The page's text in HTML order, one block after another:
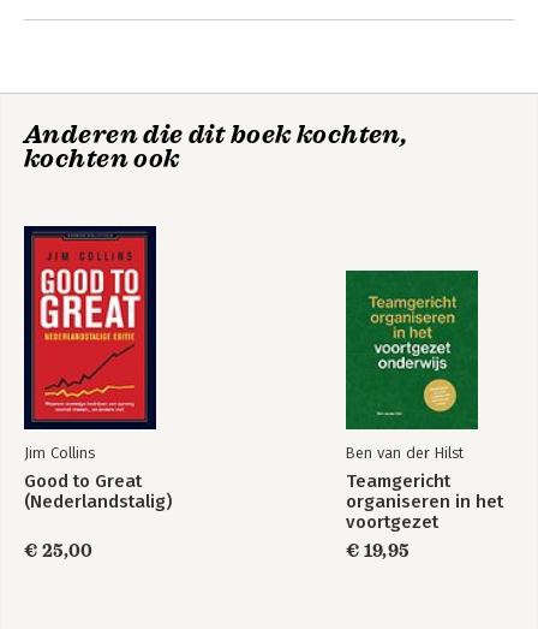
Kalken
Van barricade naar
bestuur
Bekijk alle boeken
Anderen die dit boek kochten,
kochten ook
Jim Collins
Good to Great
(Nederlandstalig)
€ 25,00
Ben van der Hilst
Teamgericht
organiseren in het
voortgezet
onderwijs
€ 19,95